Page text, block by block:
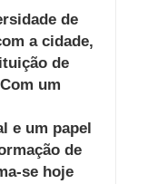
de
a cidade,
de
um
e um papel
de
se hoje